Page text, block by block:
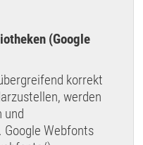
(Google
korrekt
werden
und
Webfonts